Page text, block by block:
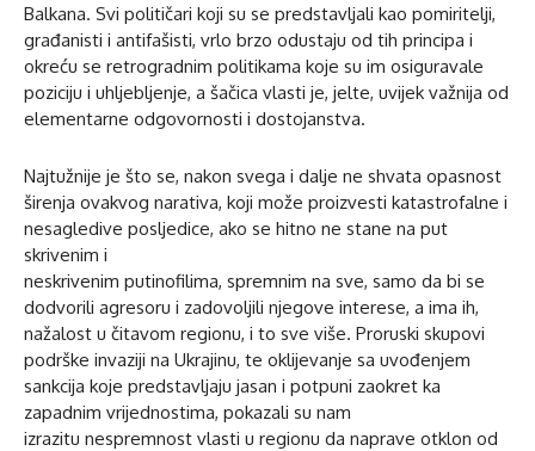
Balkana. Svi političari koji su se predstavljali kao pomiritelji,
građanisti i antifašisti, vrlo brzo odustaju od tih principa i
okreću se retrogradnim politikama koje su im osiguravale
poziciju i uhljebljenje, a šačica vlasti je, jelte, uvijek važnija od
elementarne odgovornosti i dostojanstva.
Najtužnije je što se, nakon svega i dalje ne shvata opasnost
širenja ovakvog narativa, koji može proizvesti katastrofalne i
nesagledive posljedice, ako se hitno ne stane na put
skrivenim i
neskrivenim putinofilima, spremnim na sve, samo da bi se
dodvorili agresoru i zadovoljili njegove interese, a ima ih,
nažalost u čitavom regionu, i to sve više. Proruski skupovi
podrške invaziji na Ukrajinu, te oklijevanje sa uvođenjem
sankcija koje predstavljaju jasan i potpuni zaokret ka
zapadnim vrijednostima, pokazali su nam
izrazitu nespremnost vlasti u regionu da naprave otklon od